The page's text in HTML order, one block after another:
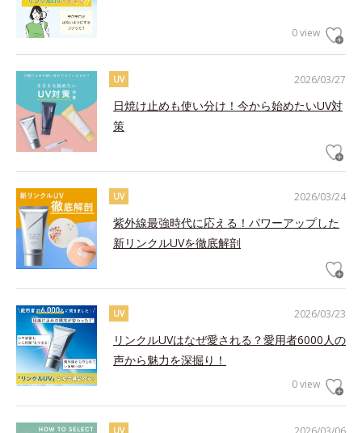
0 view
2026/03/27
UV
日焼け止めも使い分け！今から始めたいUV対
策
2026/03/24
UV
紫外線最強時代に応える！パワーアップした
新リンクルUVを徹底解剖
2026/03/23
UV
リンクルUVはなぜ愛される？愛用者6000人の
声から魅力を深掘り！
0 view
UV